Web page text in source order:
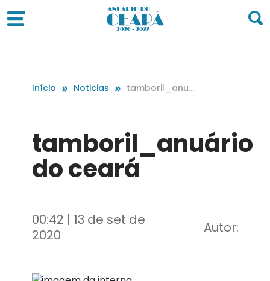
Início Noticias
tamboril_anuá
tamboril_anuário
do ceará
00:42 | 13 de set de
2020
Autor: